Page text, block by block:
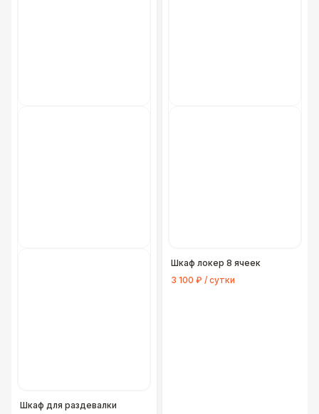
Шкаф для раздевалки
Шкаф локер 8 ячеек
3 100 ₽ / сутки